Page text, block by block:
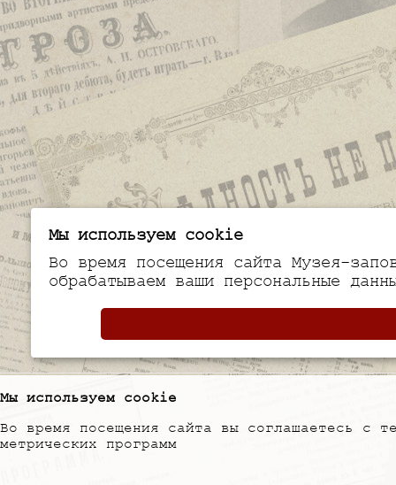
Мы используем cookie
Во время посещения сайта вы соглашаетесь с
метрических программ
Мы используем cookie
Во время посещения сайта Музея-
обрабатываем ваши персональные